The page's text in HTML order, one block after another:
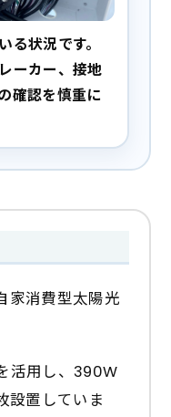
る状況です。
ーカー、接地
確認を慎重に
家消費型太陽光
活用し、390W
設置していま